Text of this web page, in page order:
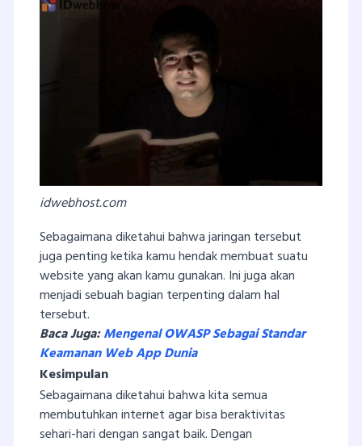
idwebhost.com
Sebagaimana diketahui bahwa jaringan tersebut
juga penting ketika kamu hendak membuat suatu
website yang akan kamu gunakan. Ini juga akan
menjadi sebuah bagian terpenting dalam hal
tersebut.
Baca Juga:Mengenal OWASP Sebagai Standar
Keamanan Web App Dunia
Kesimpulan
Sebagaimana diketahui bahwa kita semua
membutuhkan internet agar bisa beraktivitas
sehari-hari dengan sangat baik. Dengan